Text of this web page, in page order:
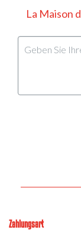
La Maison
Zahlungsart